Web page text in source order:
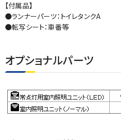
【付属品】
●ランナーパーツ：トイレタンクA
●転写シート：車番等
オプショナルパーツ